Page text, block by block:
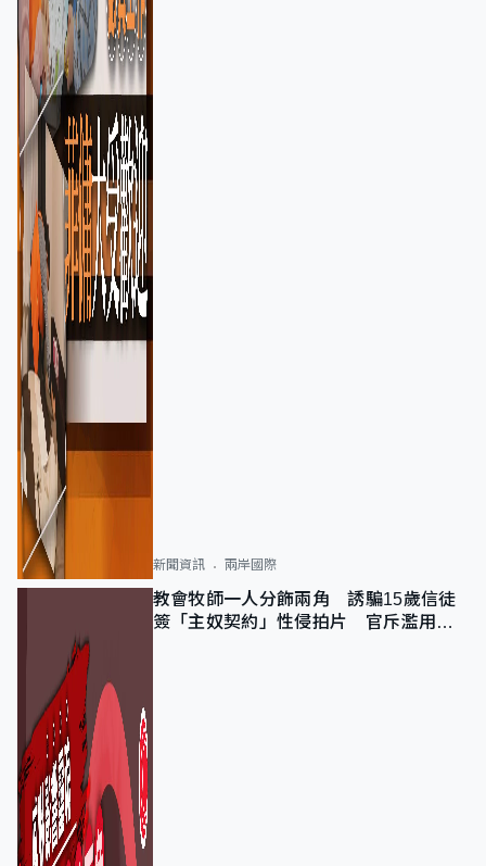
新聞資訊 兩岸國際
教會牧師一人分飾兩角 誘騙15歲信徒
簽「主奴契約」性侵拍片 官斥濫用教